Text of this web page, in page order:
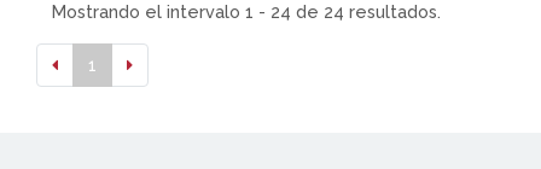
Mostrando el intervalo 1 - 24 de 24 resultados.
1